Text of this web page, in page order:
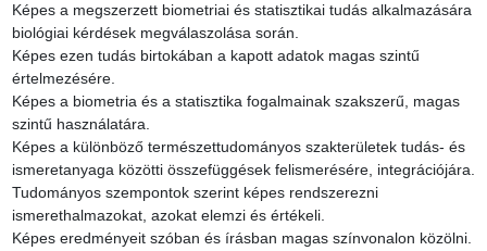
Képes a megszerzett biometriai és statisztikai tudás alkalmazására
biológiai kérdések megválaszolása során.
Képes ezen tudás birtokában a kapott adatok magas szintű
értelmezésére.
Képes a biometria és a statisztika fogalmainak szakszerű, magas
szintű használatára.
Képes a különböző természettudományos szakterületek tudás- és
ismeretanyaga közötti összefüggések felismerésére, integrációjára.
Tudományos szempontok szerint képes rendszerezni
ismerethalmazokat, azokat elemzi és értékeli.
Képes eredményeit szóban és írásban magas színvonalon közölni.